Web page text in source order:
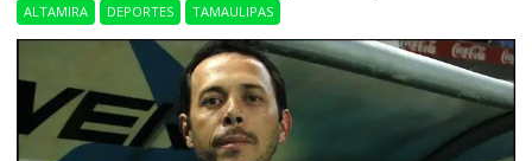
ALTAMIRA DEPORTES TAMAULIPAS